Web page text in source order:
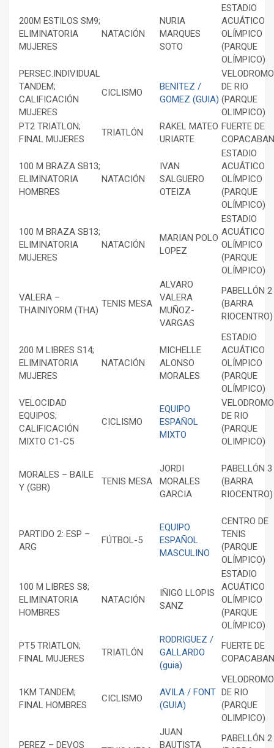
200M ESTILOS SM9;
ELIMINATORIA
MUJERES
NATACIÓN
NURIA
MARQUES
SOTO
ESTADIO
ACUÁTICO
OLÍMPICO
(PARQUE
OLÍMPICO)
PERSEC.INDIVIDUAL
TANDEM;
CALIFICACIÓN
MUJERES
CICLISMO
BENITEZ /
GOMEZ (GUIA)
VELODROMO
DE RIO
(PARQUE
OLIMPICO)
PT2 TRIATLON;
FINAL MUJERES
TRIATLÓN
RAKEL MATEO
URIARTE
FUERTE DE
100 M BRAZA SB13;
ELIMINATORIA
HOMBRES
NATACIÓN
IVAN
SALGUERO
OTEIZA
ESTADIO
ACUÁTICO
OLÍMPICO
(PARQUE
OLÍMPICO)
100 M BRAZA SB13;
ELIMINATORIA
MUJERES
NATACIÓN
MARIAN POLO
LOPEZ
ESTADIO
ACUÁTICO
OLÍMPICO
(PARQUE
OLÍMPICO)
VALERA –
THAINIYORM (THA)
TENIS MESA
ALVARO
VALERA
MUÑOZ-
VARGAS
PABELLÓN 2
(BARRA
RIOCENTRO)
200 M LIBRES S14;
ELIMINATORIA
MUJERES
NATACIÓN
MICHELLE
ALONSO
MORALES
ESTADIO
ACUÁTICO
OLÍMPICO
(PARQUE
OLÍMPICO)
VELOCIDAD
EQUIPOS;
CALIFICACIÓN
MIXTO C1-C5
CICLISMO
EQUIPO
ESPAÑOL
MIXTO
VELODROMO
DE RIO
(PARQUE
OLIMPICO)
MORALES – BAILE
Y (GBR)
TENIS MESA
JORDI
MORALES
GARCIA
PABELLÓN 3
(BARRA
RIOCENTRO)
PARTIDO 2: ESP –
ARG
FÚTBOL-5
EQUIPO
ESPAÑOL
MASCULINO
CENTRO DE
TENIS
(PARQUE
OLÍMPICO)
100 M LIBRES S8;
ELIMINATORIA
HOMBRES
NATACIÓN
IÑIGO LLOPIS
SANZ
ESTADIO
ACUÁTICO
OLÍMPICO
(PARQUE
OLÍMPICO)
PT5 TRIATLON;
FINAL MUJERES
TRIATLÓN
RODRIGUEZ /
GALLARDO
(guia)
FUERTE DE
1KM TANDEM;
FINAL HOMBRES
CICLISMO
AVILA / FONT
(GUIA)
VELODROMO
DE RIO
(PARQUE
OLIMPICO)
PEREZ – DEVOS
JUAN
BAUTISTA
PABELLÓN 2